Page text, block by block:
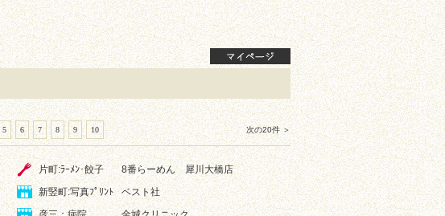
次の20件 ＞
5 6 7 8 9 10
片町:ﾗｰﾒﾝ･餃子
8番らーめん 犀川大橋店
新竪町:写真ﾌﾟﾘﾝﾄ
ベスト社